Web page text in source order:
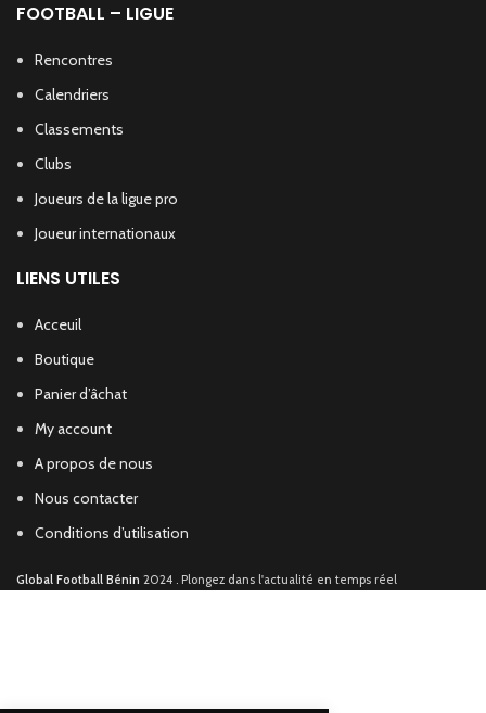
FOOTBALL – LIGUE
Rencontres
Calendriers
Classements
Clubs
Joueurs de la ligue pro
Joueur internationaux
LIENS UTILES
Acceuil
Boutique
Panier d’âchat
My account
A propos de nous
Nous contacter
Conditions d’utilisation
Global Football Bénin 2024 . Plongez dans l'actualité en temps réel